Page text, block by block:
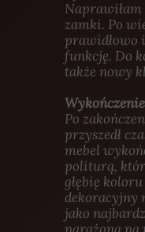
zamki. Po
prawidłowo
funkcję. Do
także nowy
Po
przyszedł
mebel
politurą,
głębię
dekoracyjny
jako